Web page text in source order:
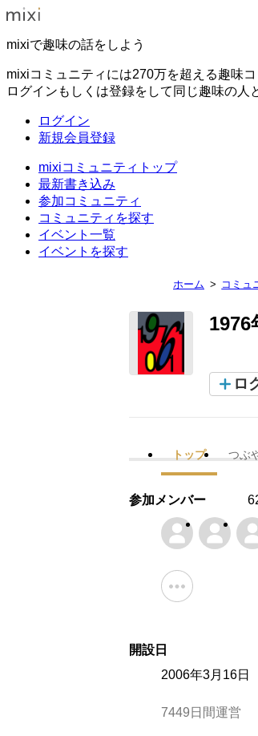
mixiで趣味の話をしよう
mixiコミュニティには270万を超える趣味
ログインもしくは登録をして同じ趣味の人
ログイン
新規会員登録
mixiコミュニティトップ
最新書き込み
参加コミュニティ
コミュニティを探す
イベント一覧
イベントを探す
ホーム コミュ
1976
ロ
トップ つぶ
参加メンバー
開設日
2006年3月16日
7449日間運営